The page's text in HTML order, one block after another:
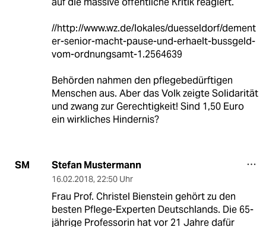
//http://www.wz.de/lokales/duesseldorf/dement
er-senior-macht-pause-und-erhaelt-bussgeld-
vom-ordnungsamt-1.2564639
Behörden nahmen den pflegebedürftigen
Menschen aus. Aber das Volk zeigte Solidarität
und zwang zur Gerechtigkeit! Sind 1,50 Euro
ein wirkliches Hindernis?
SM Stefan Mustermann
16.02.2018, 22:50 Uhr
Frau Prof. Christel Bienstein gehört zu den
besten Pflege-Experten Deutschlands. Die 65-
jährige Professorin hat vor 21 Jahre dafür